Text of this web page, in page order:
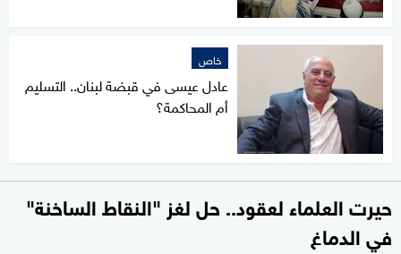
خاص
عادل عيسى في قبضة لبنان.. التسليم
أم المحاكمة؟
حيرت العلماء لعقود.. حل لغز "النقاط الساخنة"
في الدماغ